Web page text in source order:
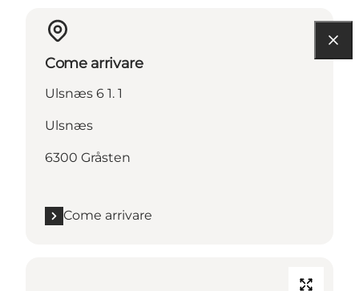
Come arrivare
Ulsnæs 6 1. 1
Ulsnæs
6300 Gråsten
Come arrivare